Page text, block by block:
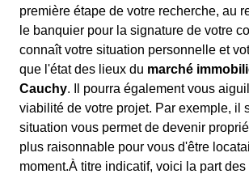
première étape de votre recherche, au
le banquier pour la signature de votre
connaît votre situation personnelle et
que l'état des lieux du marché
Cauchy. Il pourra également vous
viabilité de votre projet. Par exemple, il
situation vous permet de devenir
plus raisonnable pour vous d'être
moment.À titre indicatif, voici la part